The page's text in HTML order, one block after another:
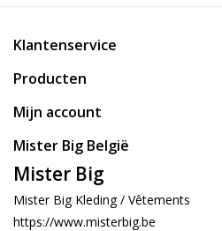
Klantenservice
Producten
Mijn account
Mister Big België
Mister Big
Mister Big Kleding / Vêtements
https://www.misterbig.be